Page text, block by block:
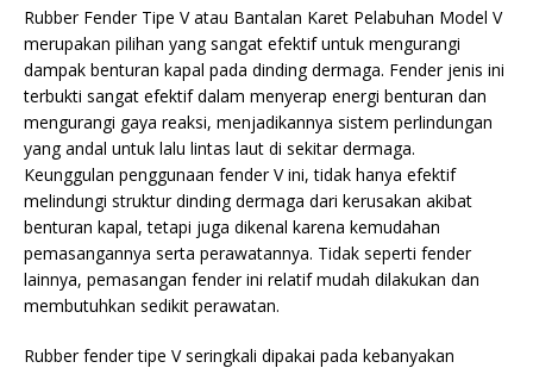
Rubber Fender Tipe V atau Bantalan Karet Pelabuhan Model V
merupakan pilihan yang sangat efektif untuk mengurangi
dampak benturan kapal pada dinding dermaga. Fender jenis ini
terbukti sangat efektif dalam menyerap energi benturan dan
mengurangi gaya reaksi, menjadikannya sistem perlindungan
yang andal untuk lalu lintas laut di sekitar dermaga.
Keunggulan penggunaan fender V ini, tidak hanya efektif
melindungi struktur dinding dermaga dari kerusakan akibat
benturan kapal, tetapi juga dikenal karena kemudahan
pemasangannya serta perawatannya. Tidak seperti fender
lainnya, pemasangan fender ini relatif mudah dilakukan dan
membutuhkan sedikit perawatan.
Rubber fender tipe V seringkali dipakai pada kebanyakan